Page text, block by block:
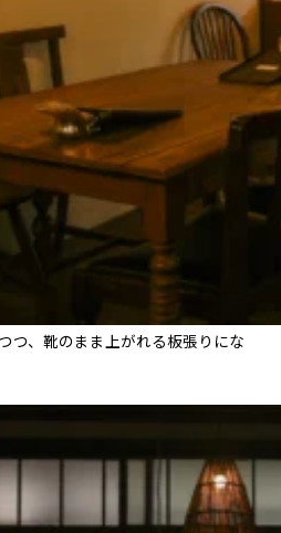
つ、靴のまま上がれる板張りにな